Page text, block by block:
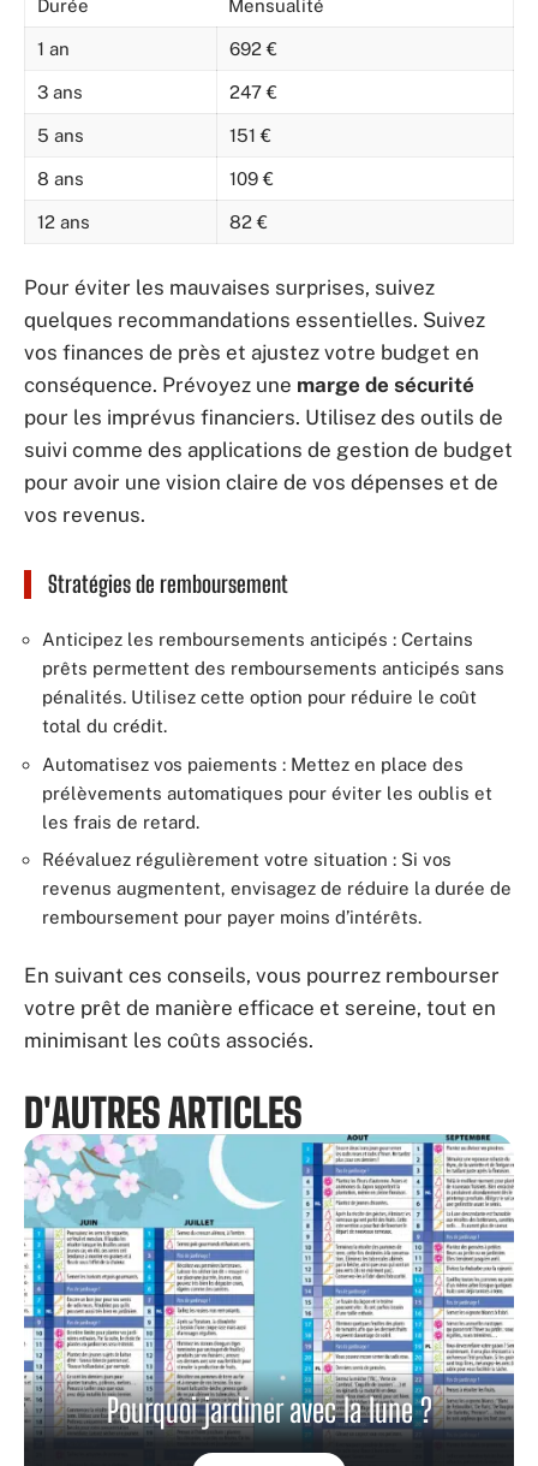
Durée Mensualité
1 an 692 €
3 ans 247 €
5 ans 151 €
8 ans 109 €
12 ans 82 €
Pour éviter les mauvaises surprises, suivez
quelques recommandations essentielles. Suivez
vos finances de près et ajustez votre budget en
conséquence. Prévoyez une marge de sécurité
pour les imprévus financiers. Utilisez des outils de
suivi comme des applications de gestion de budget
pour avoir une vision claire de vos dépenses et de
vos revenus.
Stratégies de remboursement
Anticipez les remboursements anticipés : Certains
prêts permettent des remboursements anticipés sans
pénalités. Utilisez cette option pour réduire le coût
total du crédit.
Automatisez vos paiements : Mettez en place des
prélèvements automatiques pour éviter les oublis et
les frais de retard.
Réévaluez régulièrement votre situation : Si vos
revenus augmentent, envisagez de réduire la durée de
remboursement pour payer moins d’intérêts.
En suivant ces conseils, vous pourrez rembourser
votre prêt de manière efficace et sereine, tout en
minimisant les coûts associés.
D'AUTRES ARTICLES
Pourquoi jardiner avec la lune ?